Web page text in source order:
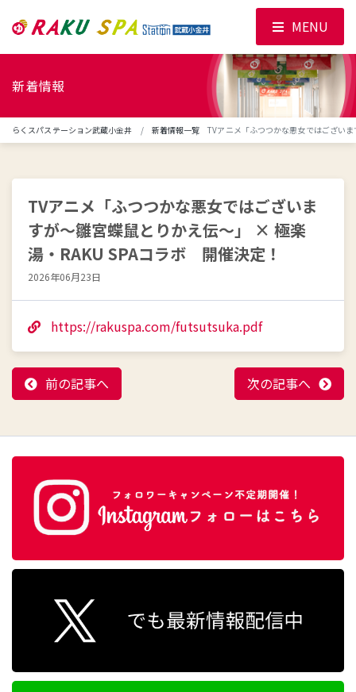
新着情報
らくスパステーション武蔵小金井 新着情報一覧 TVアニメ「ふつつかな悪女ではござい
TVアニメ「ふつつかな悪女ではございま
すが～雛宮蝶鼠とりかえ伝～」 × 極楽
湯・RAKU SPAコラボ 開催決定！
2026年06月23日
https://rakuspa.com/futsutsuka.pdf
前の記事へ 次の記事へ
MENU